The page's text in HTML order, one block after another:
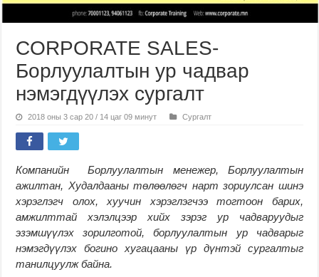
CORPORATE SALES-
Борлуулалтын ур чадвар
нэмэгдүүлэх сургалт
2018 оны 3 сар 20 / 14 цаг 09 минут Сургалт
Компанийн Борлуулалтын менежер, Борлуулалтын
ажилтан, Худалдааны төлөөлөгч нарт зориулсан шинэ
хэрэглэгч олох, хуучин хэрэглэгчээ тогтоон барих,
амжилттай хэлэлцээр хийх зэрэг ур чадваруудыг
эзэмшүүлэх зорилготой, борлуулалтын ур чадварыг
нэмэгдүүлэх богино хугацааны үр дүнтэй сургалтыг
танилцуулж байна.